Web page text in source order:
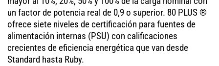
un factor de potencia real de 0,9 o superior. 80 PLUS ®
ofrece siete niveles de certificación para fuentes de
alimentación internas (PSU) con calificaciones
crecientes de eficiencia energética que van desde
Standard hasta Ruby.